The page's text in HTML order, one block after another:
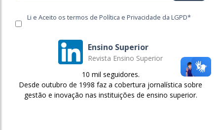
Li e Aceito os termos de Política e Privacidade da LGPD*
Ensino Superior
Revista Ensino Superior
10 mil seguidores.
Desde outubro de 1998 faz a cobertura jornalística sobre
gestão e inovação nas instituições de ensino superior.